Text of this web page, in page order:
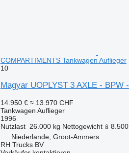
COMPARTIMENTS Tankwagen Auflieger
10
Magyar UOPLYST 3 AXLE - BPW
14.950 € ≈ 13.970 CHF
Tankwagen Auflieger
1996
Nutzlast 26.000 kg Nettogewicht
Niederlande, Groot-Ammers
RH Trucks BV